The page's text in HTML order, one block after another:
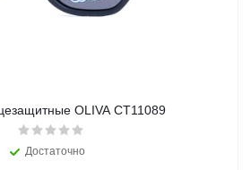
OLIVA CT11089
Достаточно